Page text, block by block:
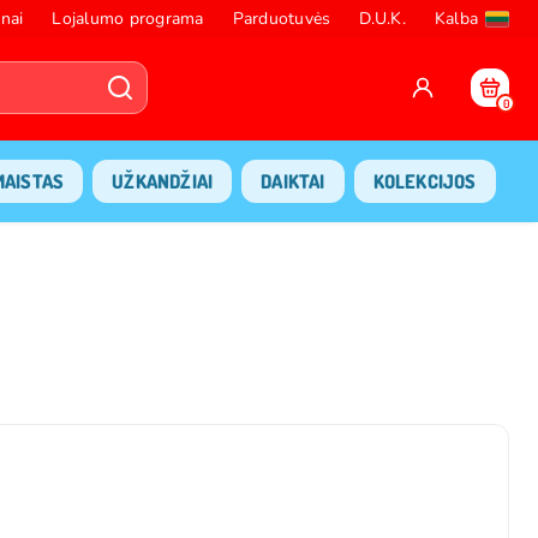
Lojalumo programa Parduotuvės D.U.K. Kalba
0
UŽKANDŽIAI DAIKTAI KOLEKCIJOS